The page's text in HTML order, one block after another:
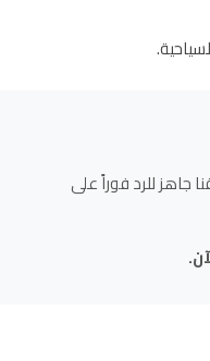
جاهز للرد فوراً على